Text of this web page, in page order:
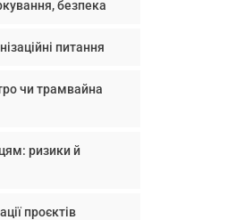
безпека
питання
чи трамвайна
ризики й
проєктів